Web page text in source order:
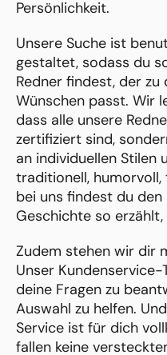
Persönlichkeit.
Unsere Suche ist
gestaltet, sodass du
Redner findest, der
Wünschen passt. Wir
dass alle unsere
zertifiziert sind,
an individuellen Stilen
traditionell,
bei uns findest du den
Geschichte so
Zudem stehen wir dir
Unser
deine Fragen zu
Auswahl zu helfen.
Service ist für dich
fallen keine